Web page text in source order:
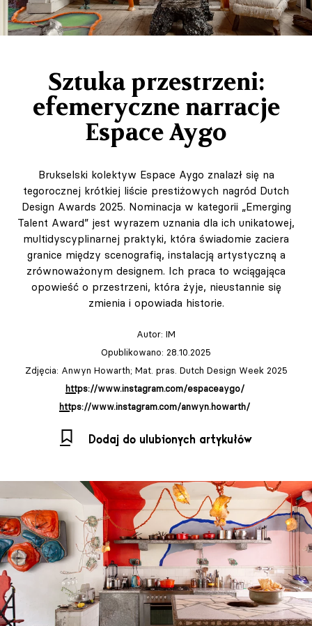
Sztuka przestrzeni:
efemeryczne narracje
Espace Aygo
Brukselski kolektyw Espace Aygo znalazł się na
tegorocznej krótkiej liście prestiżowych nagród Dutch
Design Awards 2025. Nominacja w kategorii „Emerging
Talent Award” jest wyrazem uznania dla ich unikatowej,
multidyscyplinarnej praktyki, która świadomie zaciera
granice między scenografią, instalacją artystyczną a
zrównoważonym designem. Ich praca to wciągająca
opowieść o przestrzeni, która żyje, nieustannie się
zmienia i opowiada historie.
Autor: IM
Opublikowano: 28.10.2025
Zdjęcia: Anwyn Howarth; Mat. pras. Dutch Design Week 2025
https://www.instagram.com/espaceaygo/
https://www.instagram.com/anwyn.howarth/
Dodaj do ulubionych artykułów